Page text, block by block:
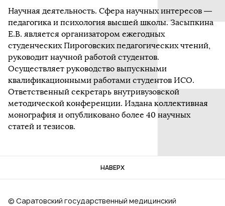
Научная деятельность. Сфера научных интересов —
педагогика и психология высшей школы. Засыпкина
Е.В. является организатором ежегодных
студенческих Пироговских педагогических чтений,
руководит научной работой студентов.
Осуществляет руководство выпускными
квалификационными работами студентов ИСО.
Ответственный секретарь внутривузовской
методической конференции. Издана коллективная
монография и опубликовано более 40 научных
статей и тезисов.
НАВЕРХ
© Саратовский государственный медицинский